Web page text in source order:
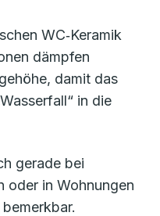
WC‑Keramik
dämpfen
damit das
in die
gerade bei
oder in Wohnungen